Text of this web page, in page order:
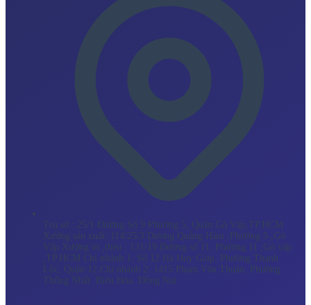
Trụ sở : 25/1 Đường Số 9 Phường 5, Quận Gò Vấp,TP.HCM
Xưởng sản xuất: 114/25/3 Dương Quảng Hàm ,Phường 5 ,Gò
Vấp Xưởng in ,thêu : 131/19 Đường số 11, Phường 11 ,Gò vấp
,TP.HCM Chi nhánh 1: Số 12 Hà Huy Giáp. Phường Thạnh
Lộc, Quận 12 Chi nhánh 2: 1415 Phạm Văn Thuận. Phường
Thống Nhất. Biên Hòa. Đồng Nai